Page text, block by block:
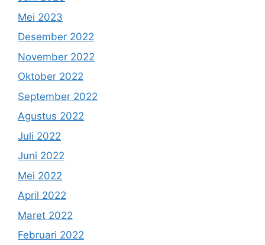
Mei 2023
Desember 2022
November 2022
Oktober 2022
September 2022
Agustus 2022
Juli 2022
Juni 2022
Mei 2022
April 2022
Maret 2022
Februari 2022